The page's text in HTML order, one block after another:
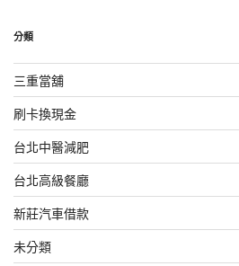
分類
三重當舖
刷卡換現金
台北中醫減肥
台北高級餐廳
新莊汽車借款
未分類